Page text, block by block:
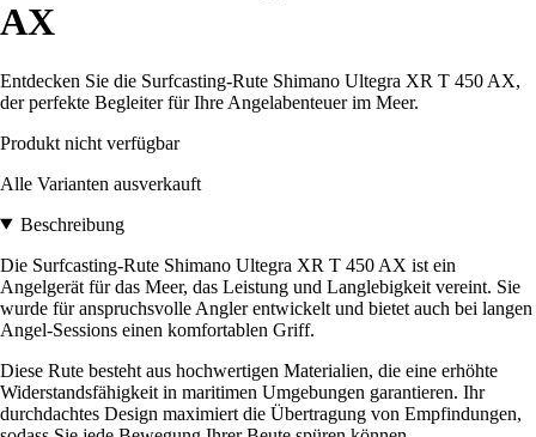
AX
Entdecken Sie die Surfcasting-Rute Shimano Ultegra XR T 450 AX,
der perfekte Begleiter für Ihre Angelabenteuer im Meer.
Produkt nicht verfügbar
Alle Varianten ausverkauft
Beschreibung
Die Surfcasting-Rute Shimano Ultegra XR T 450 AX ist ein
Angelgerät für das Meer, das Leistung und Langlebigkeit vereint. Sie
wurde für anspruchsvolle Angler entwickelt und bietet auch bei langen
Angel-Sessions einen komfortablen Griff.
Diese Rute besteht aus hochwertigen Materialien, die eine erhöhte
Widerstandsfähigkeit in maritimen Umgebungen garantieren. Ihr
durchdachtes Design maximiert die Übertragung von Empfindungen,